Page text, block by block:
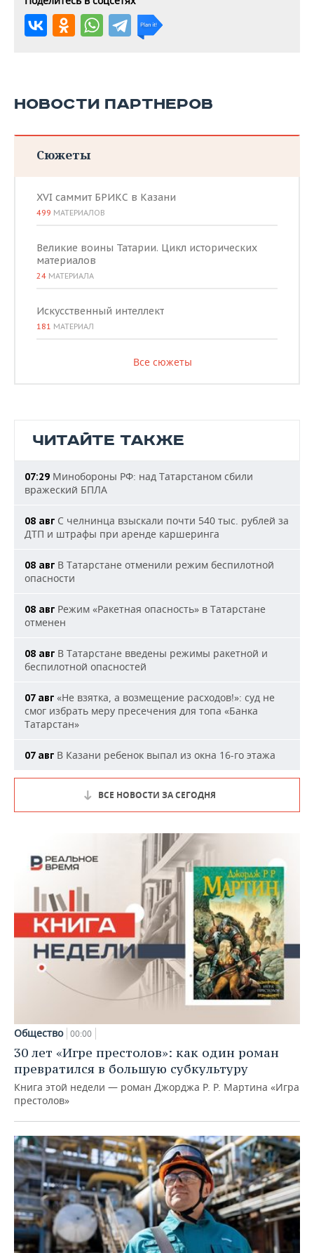
НОВОСТИ ПАРТНЕРОВ
Сюжеты
XVI саммит БРИКС в Казани
499 МАТЕРИАЛОВ
Великие воины Татарии. Цикл исторических
материалов
24 МАТЕРИАЛА
Искусственный интеллект
181 МАТЕРИАЛ
Все сюжеты
ЧИТАЙТЕ ТАКЖЕ
07:29 Минобороны РФ: над Татарстаном сбили
вражеский БПЛА
08 авг С челнинца взыскали почти 540 тыс. рублей за
ДТП и штрафы при аренде каршеринга
08 авг В Татарстане отменили режим беспилотной
опасности
08 авг Режим «Ракетная опасность» в Татарстане
отменен
08 авг В Татарстане введены режимы ракетной и
беспилотной опасностей
07 авг «Не взятка, а возмещение расходов!»: суд не
смог избрать меру пресечения для топа «Банка
Татарстан»
07 авг В Казани ребенок выпал из окна 16-го этажа
ВСЕ НОВОСТИ ЗА СЕГОДНЯ
Общество 00:00
30 лет «Игре престолов»: как один роман
превратился в большую субкультуру
Книга этой недели — роман Джорджа Р. Р. Мартина «Игра
престолов»